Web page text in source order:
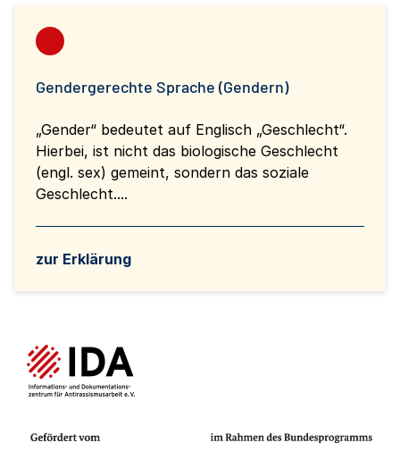
Gendergerechte Sprache (Gendern)
„Gender“ bedeutet auf Englisch „Geschlecht“.
Hierbei, ist nicht das biologische Geschlecht
(engl. sex) gemeint, sondern das soziale
Geschlecht....
zur Erklärung